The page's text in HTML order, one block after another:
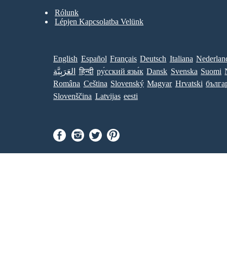
Rólunk
Lépjen Kapcsolatba Velünk
English Español Français Deutsch Italiana
العَرَبِيَّة
हिन्दी ру́сский язы́к Dansk Svenska Suomi
Româna Ceština Slovenský Magyar Hrvatski
Slovenščina Latvijas eesti